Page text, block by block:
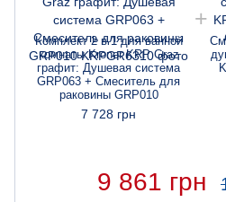
Комплект 2 в 1 для ванной
комнаты Kroner KRP Graz
графит: Душевая система
GRP063 + Смеситель для
раковины GRP010
7 728 грн
9 861 грн